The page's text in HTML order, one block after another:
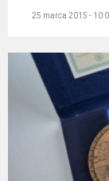
25 marca 2015 -